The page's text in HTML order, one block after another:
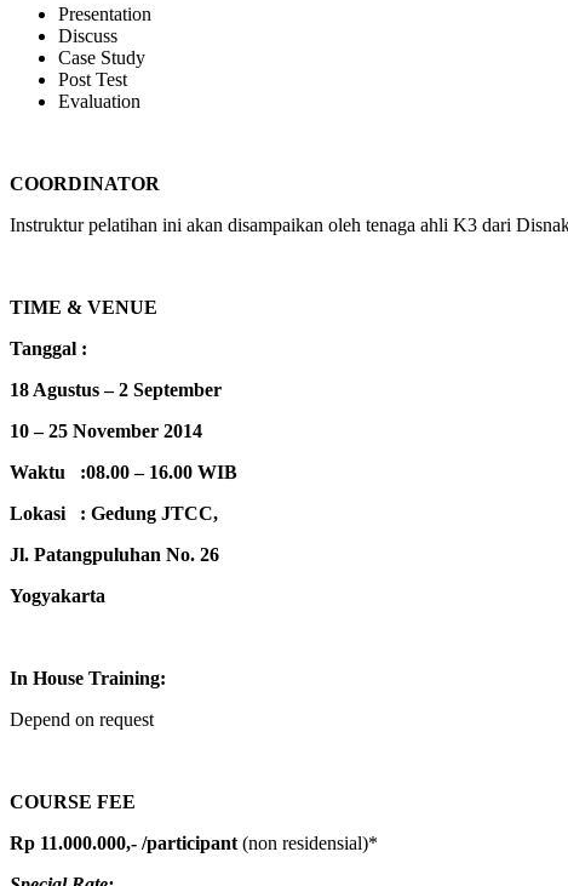
Presentation
Discuss
Case Study
Post Test
Evaluation
COORDINATOR
Instruktur pelatihan ini akan disampaikan oleh tenaga ahli K3 dari
TIME & VENUE
Tanggal :
18 Agustus – 2 September
10 – 25 November 2014
Waktu :08.00 – 16.00 WIB
Lokasi : Gedung JTCC,
Jl. Patangpuluhan No. 26
Yogyakarta
In House Training:
Depend on request
COURSE FEE
Rp 11.000.000,- /participant(non residensial)*